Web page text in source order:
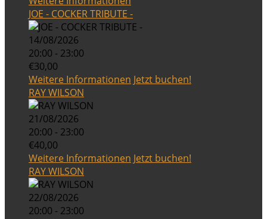
JOE - COCKER TRIBUTE -
14/08/2026
20:00 - 23:00
€30,00
Weitere Informationen Jetzt buchen!
RAY WILSON
21/08/2026
20:00 - 23:00
€40,00
Weitere Informationen Jetzt buchen!
RAY WILSON
22/08/2026
20:00 - 23:00